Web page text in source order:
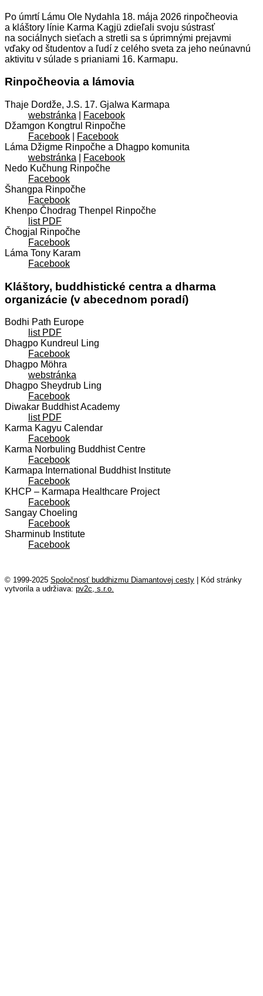
Po úmrtí Lámu Ole Nydahla 18. mája 2026 rinpočheovia
a kláštory línie Karma Kagjü zdieľali svoju sústrasť
na sociálnych sieťach a stretli sa s úprimnými prejavmi
vďaky od študentov a ľudí z celého sveta za jeho neúnavnú
aktivitu v súlade s prianiami 16. Karmapu.
Rinpočheovia a lámovia
Thaje Dordže, J.S. 17. Gjalwa Karmapa
webstránka
Facebook
Džamgon Kongtrul Rinpočhe
Facebook
Facebook
Láma Džigme Rinpočhe a Dhagpo komunita
webstránka
Facebook
Nedo Kučhung Rinpočhe
Facebook
Šhangpa Rinpočhe
Facebook
Khenpo Čhodrag Thenpel Rinpočhe
list PDF
Čhogjal Rinpočhe
Facebook
Láma Tony Karam
Facebook
Kláštory, buddhistické centra a dharma
organizácie (v abecednom poradí)
Bodhi Path Europe
list PDF
Dhagpo Kundreul Ling
Facebook
Dhagpo Möhra
webstránka
Dhagpo Sheydrub Ling
Facebook
Diwakar Buddhist Academy
list PDF
Karma Kagyu Calendar
Facebook
Karma Norbuling Buddhist Centre
Facebook
Karmapa International Buddhist Institute
Facebook
KHCP – Karmapa Healthcare Project
Facebook
Sangay Choeling
Facebook
Sharminub Institute
Facebook
© 1999-2025 Spoločnosť buddhizmu Diamantovej cesty
Kód stránky
vytvorila a udržiava: pv2c, s.r.o.